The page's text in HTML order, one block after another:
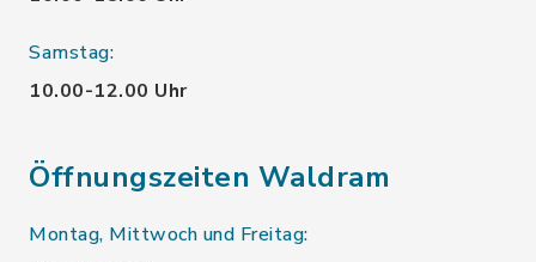
Samstag:
10.00-12.00 Uhr
Öffnungszeiten Waldram
Montag, Mittwoch und Freitag: